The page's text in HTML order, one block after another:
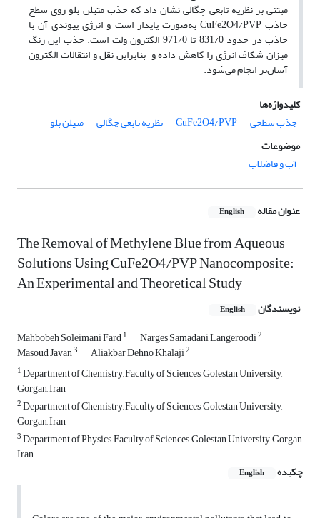
مبتنی بر نظریه تابعی چگالی نشان داد که جذب متیلن بلو روی سطح
جاذب CuFe2O4/PVP به‌صورت پایدار است و انرژی پیوندی آن با
جاذب در حدود 831/0 تا 971/0 الکترون ولت است. جذب این رنگ
میزان شکاف انرژی را کاهش داده و بنابراین نقل و انتقالات الکترون‌
آسان‌تر انجام می‌شود.
کلیدواژه‌ها
جذب سطحی
CuFe2O4/PVP نظریه تابعی چگالی
متیلن بلو
موضوعات
آب و فاضلاب
عنوان مقاله English
The Removal of Methylene Blue from Aqueous
Solutions Using CuFe2O4/PVP Nanocomposite:
An Experimental and Theoretical Study
نویسندگان English
Mahbobeh Soleimani Fard1 Narges Samadani Langeroodi2
Masoud Javan3 Aliakbar Dehno Khalaji2
1Department of Chemistry, Faculty of Sciences, Golestan University,
Gorgan, Iran
2Department of Chemistry, Faculty of Sciences, Golestan University,
Gorgan, Iran
3Department of Physics, Faculty of Sciences, Golestan University, Gorgan,
Iran
چکیده
English